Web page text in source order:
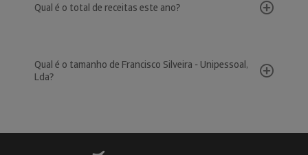
Qual é o total de receitas este ano?
Qual é o tamanho de Francisco Silveira - Unipessoal,
Lda?